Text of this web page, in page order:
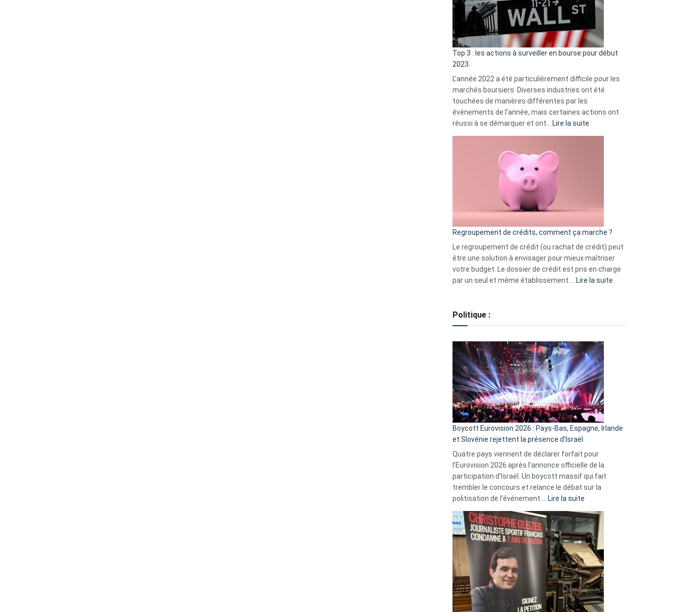
et
guide
d’auto-
assistance
Top 3 : les actions à surveiller en bourse pour début
2023
L’année 2022 a été particulièrement difficile pour les
marchés boursiers. Diverses industries ont été
touchées de manières différentes par les
événements de l’année, mais certaines actions ont
réussi à se démarquer et ont…
Lire la suite
en
pour
début
2023
Regroupement de crédits, comment ça marche ?
Le regroupement de crédit (ou rachat de crédit) peut
être une solution à envisager pour mieux maîtriser
votre budget. Le dossier de crédit est pris en charge
par un seul et même établissement.…
Lire la suite
Politique :
Boycott Eurovision 2026 : Pays-Bas, Espagne, Irlande
et Slovénie rejettent la présence d’Israël
Quatre pays viennent de déclarer forfait pour
l’Eurovision 2026 après l’annonce officielle de la
participation d’Israël. Un boycott massif qui fait
trembler le concours et relance le débat sur la
politisation de l’événement.…
Lire la suite
Eurovision
2026
:
Pays-
Bas,
Espagne,
Irlande
et
Slovénie